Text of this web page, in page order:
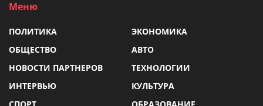
Меню
ПОЛИТИКА
ЭКОНОМИКА
ОБЩЕСТВО
АВТО
НОВОСТИ ПАРТНЕРОВ
ТЕХНОЛОГИИ
ИНТЕРВЬЮ
КУЛЬТУРА